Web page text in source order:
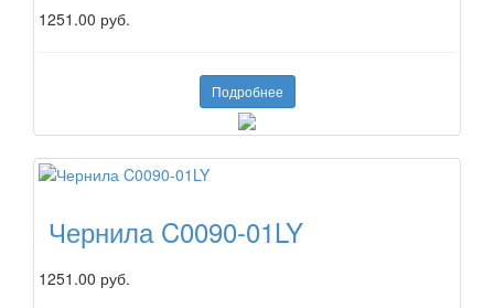
1251.00 руб.
Подробнее
Чернила C0090-01LY
1251.00 руб.